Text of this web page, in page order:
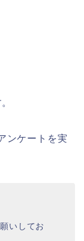
ンケートを実
いしてお